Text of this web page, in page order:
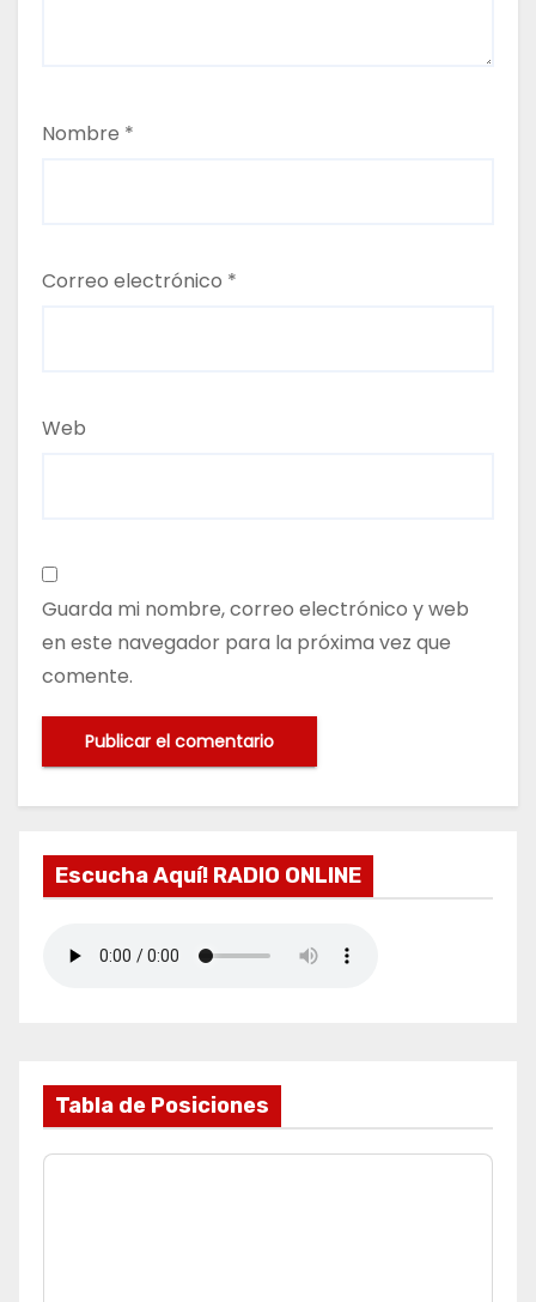
Nombre *
Correo electrónico *
Web
Guarda mi nombre, correo electrónico y web
en este navegador para la próxima vez que
comente.
Escucha Aquí! RADIO ONLINE
Tabla de Posiciones